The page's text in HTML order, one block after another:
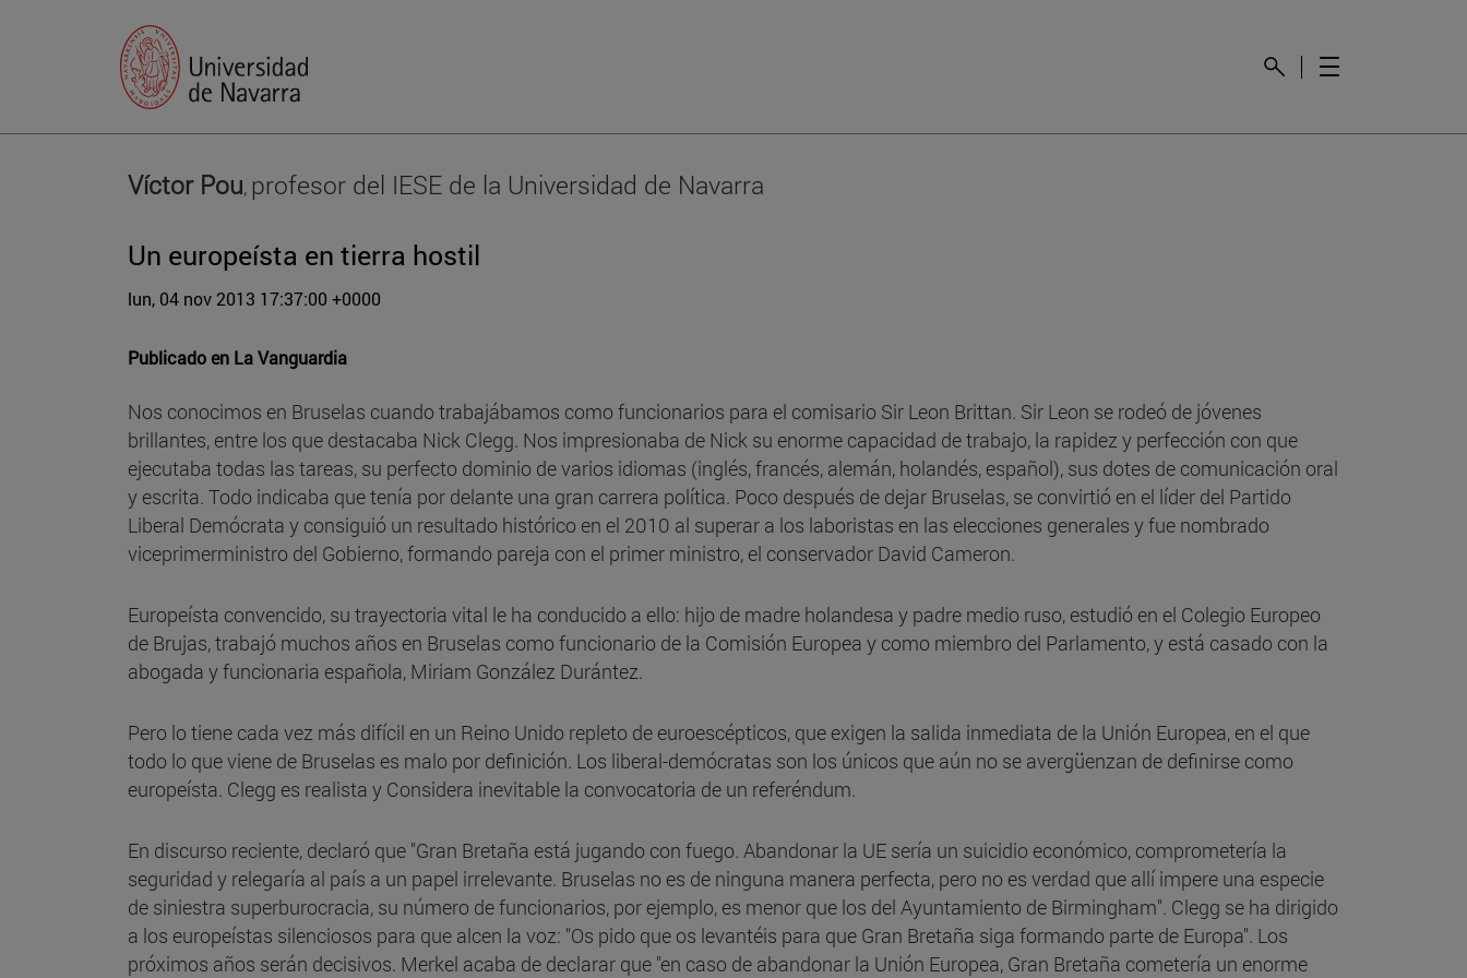
Víctor Pou, profesor del IESE de la Universidad de Navarra
Un europeísta en tierra hostil
lun, 04 nov 2013 17:37:00 +0000
Publicado en La Vanguardia
Nos conocimos en Bruselas cuando trabajábamos como funcionarios para el comisario Sir Leon Brittan. Sir Leon se rodeó de jóvenes
brillantes, entre los que destacaba Nick Clegg. Nos impresionaba de Nick su enorme capacidad de trabajo, la rapidez y perfección con que
ejecutaba todas las tareas, su perfecto dominio de varios idiomas (inglés, francés, alemán, holandés, español), sus dotes de comunicación oral
y escrita. Todo indicaba que tenía por delante una gran carrera política. Poco después de dejar Bruselas, se convirtió en el líder del Partido
Liberal Demócrata y consiguió un resultado histórico en el 2010 al superar a los laboristas en las elecciones generales y fue nombrado
viceprimerministro del Gobierno, formando pareja con el primer ministro, el conservador David Cameron.
Europeísta convencido, su trayectoria vital le ha conducido a ello: hijo de madre holandesa y padre medio ruso, estudió en el Colegio Europeo
de Brujas, trabajó muchos años en Bruselas como funcionario de la Comisión Europea y como miembro del Parlamento, y está casado con la
abogada y funcionaria española, Miriam González Durántez.
Pero lo tiene cada vez más difícil en un Reino Unido repleto de euroescépticos, que exigen la salida inmediata de la Unión Europea, en el que
todo lo que viene de Bruselas es malo por definición. Los liberal-demócratas son los únicos que aún no se avergüenzan de definirse como
europeísta. Clegg es realista y Considera inevitable la convocatoria de un referéndum.
En discurso reciente, declaró que "Gran Bretaña está jugando con fuego. Abandonar la UE sería un suicidio económico, comprometería la
seguridad y relegaría al país a un papel irrelevante. Bruselas no es de ninguna manera perfecta, pero no es verdad que allí impere una especie
de siniestra superburocracia, su número de funcionarios, por ejemplo, es menor que los del Ayuntamiento de Birmingham". Clegg se ha dirigido
a los europeístas silenciosos para que alcen la voz: "Os pido que os levantéis para que Gran Bretaña siga formando parte de Europa". Los
próximos años serán decisivos. Merkel acaba de declarar que "en caso de abandonar la Unión Europea, Gran Bretaña cometería un enorme